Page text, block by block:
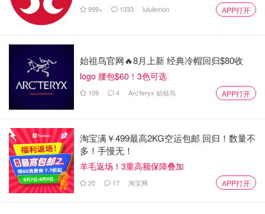
OOliviaZZ 5988
999+ 1333 lululemon APP打开
始祖鸟官网🔥8月上新 经典冷帽回归$80收
logo 腰包$60！3色可选
109 4 Arc'teryx 始祖鸟 APP打开
淘宝满￥499最高2KG空运包邮 回归！数量不
多！手慢无！
羊毛返场！3重高额保障叠加
20 17 淘宝网 APP打开